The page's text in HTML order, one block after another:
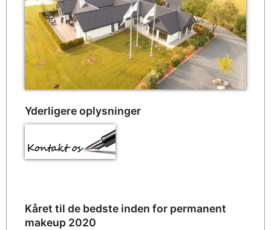
Yderligere oplysninger
Kåret til de bedste inden for permanent
makeup 2020